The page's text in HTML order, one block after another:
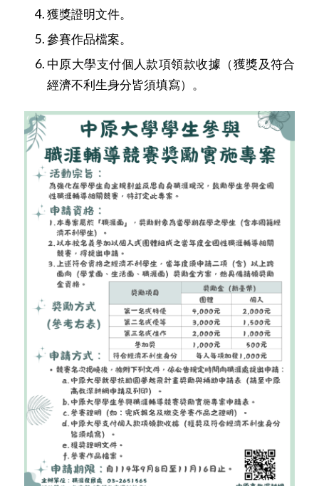
獲獎證明文件。
參賽作品檔案。
中原大學支付個人款項領款收據 （獲獎及符合
經濟不利生身分皆須填寫）。